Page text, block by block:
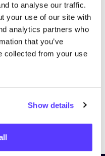
to analyse our traffic.
your use of our site with
analytics partners who
that you’ve
collected from your use
Show details